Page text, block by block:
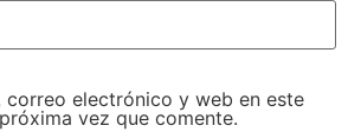
correo electrónico y web en este
vez que comente.